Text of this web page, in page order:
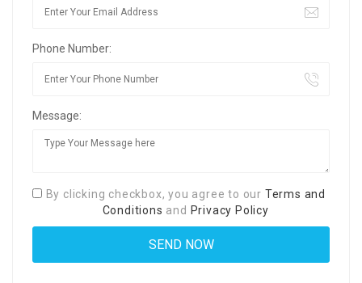
Phone Number:
Message:
By clicking checkbox, you agree to our Terms and
Conditions and Privacy Policy